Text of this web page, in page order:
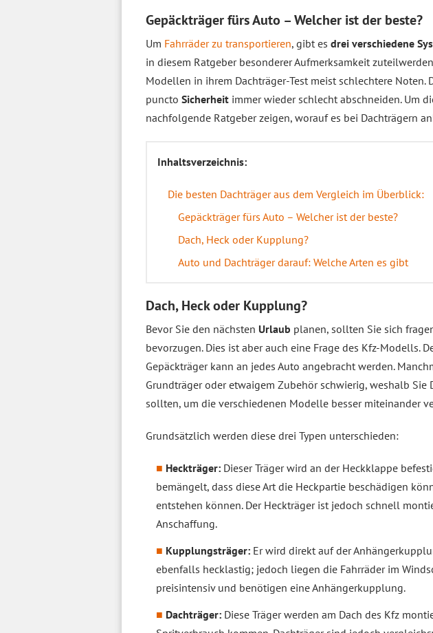
Gepäckträger fürs Auto – Welcher ist der beste?
Um Fahrräder zu transportieren, gibt es drei verschiedene
in diesem Ratgeber besonderer Aufmerksamkeit
Modellen in ihrem Dachträger-Test meist schlechtere
puncto Sicherheit immer wieder schlecht abschneiden. Um
nachfolgende Ratgeber zeigen, worauf es bei Dachträgern
Inhaltsverzeichnis:
Die besten Dachträger aus dem Vergleich im Überblick:
Gepäckträger fürs Auto – Welcher ist der beste?
Dach, Heck oder Kupplung?
Auto und Dachträger darauf: Welche Arten es gibt
Dach, Heck oder Kupplung?
Bevor Sie den nächsten Urlaub planen, sollten Sie sich
bevorzugen. Dies ist aber auch eine Frage des Kfz-Modells.
Gepäckträger kann an jedes Auto angebracht werden.
Grundträger oder etwaigem Zubehör schwierig, weshalb Sie
sollten, um die verschiedenen Modelle besser miteinander
Grundsätzlich werden diese drei Typen unterschieden:
Heckträger: Dieser Träger wird an der Heckklappe
bemängelt, dass diese Art die Heckpartie beschädigen
entstehen können. Der Heckträger ist jedoch schnell
Anschaffung.
Kupplungsträger: Er wird direkt auf der
ebenfalls hecklastig; jedoch liegen die Fahrräder im
preisintensiv und benötigen eine Anhängerkupplung.
Dachträger: Diese Träger werden am Dach des Kfz